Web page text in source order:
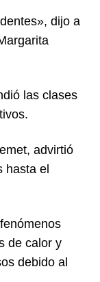
dijo a
las clases
advirtió
hasta el
de calor y
debido al